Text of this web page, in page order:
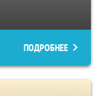
ПОДРОБНЕЕ